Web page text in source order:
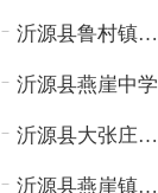
沂源县鲁村镇中心小学
沂源县燕崖中学
沂源县大张庄中心学校
沂源县燕崖镇中心小学